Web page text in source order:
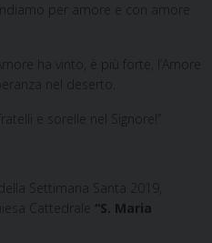
per amore e con amore
ha vinto, è più forte, l’Amore
nel deserto.
e sorelle nel Signore!”
Settimana Santa 2019,
Cattedrale “S. Maria